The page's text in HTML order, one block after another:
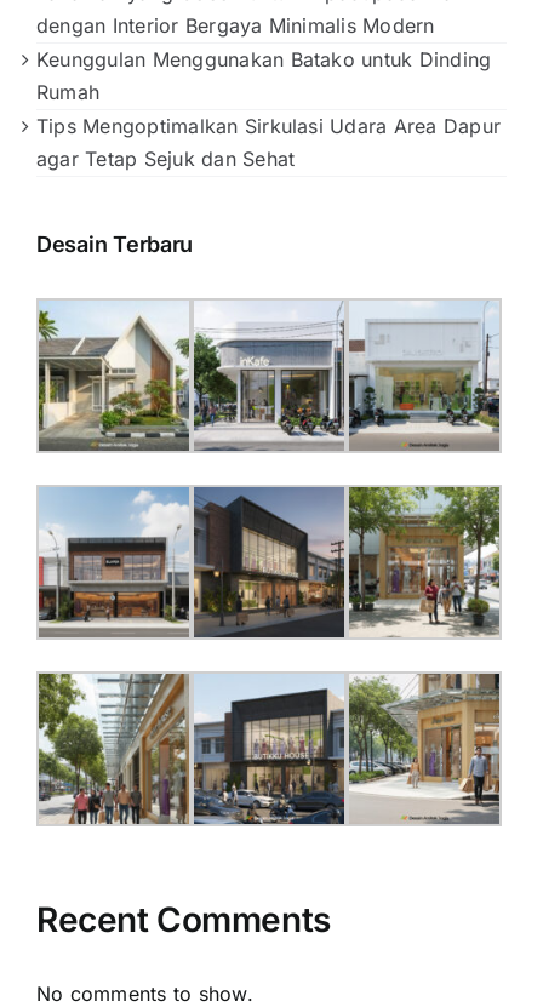
dengan Interior Bergaya Minimalis Modern
Keunggulan Menggunakan Batako untuk Dinding
Rumah
Tips Mengoptimalkan Sirkulasi Udara Area Dapur
agar Tetap Sejuk dan Sehat
Desain Terbaru
Recent Comments
No comments to show.